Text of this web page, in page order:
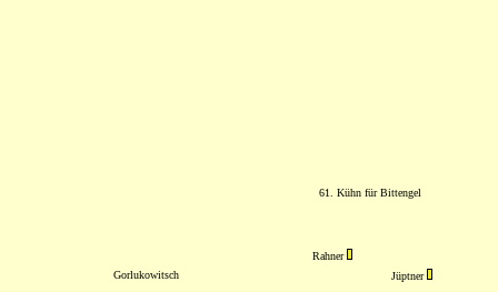
61. Kühn für Bittengel
Rahner
Gorlukowitsch
Jüptner